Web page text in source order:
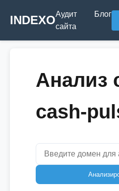
INDEXOАудит
сайта
Блог
Анализ
cash-